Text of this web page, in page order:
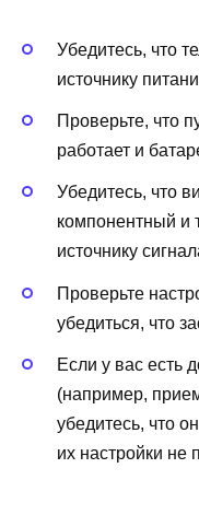
Убедитесь, что
источнику
Проверьте, что
работает и
Убедитесь, что
компонентный и
источнику
Проверьте
убедиться, что
Если у вас есть
(например,
убедитесь, что
их настройки не